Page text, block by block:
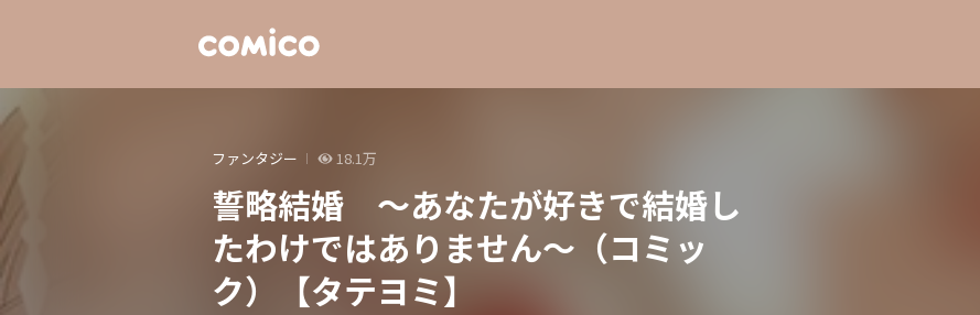
ファンタジー 18.1万
誓略結婚 〜あなたが好きで結婚し
たわけではありません〜（コミッ
ク）【タテヨミ】